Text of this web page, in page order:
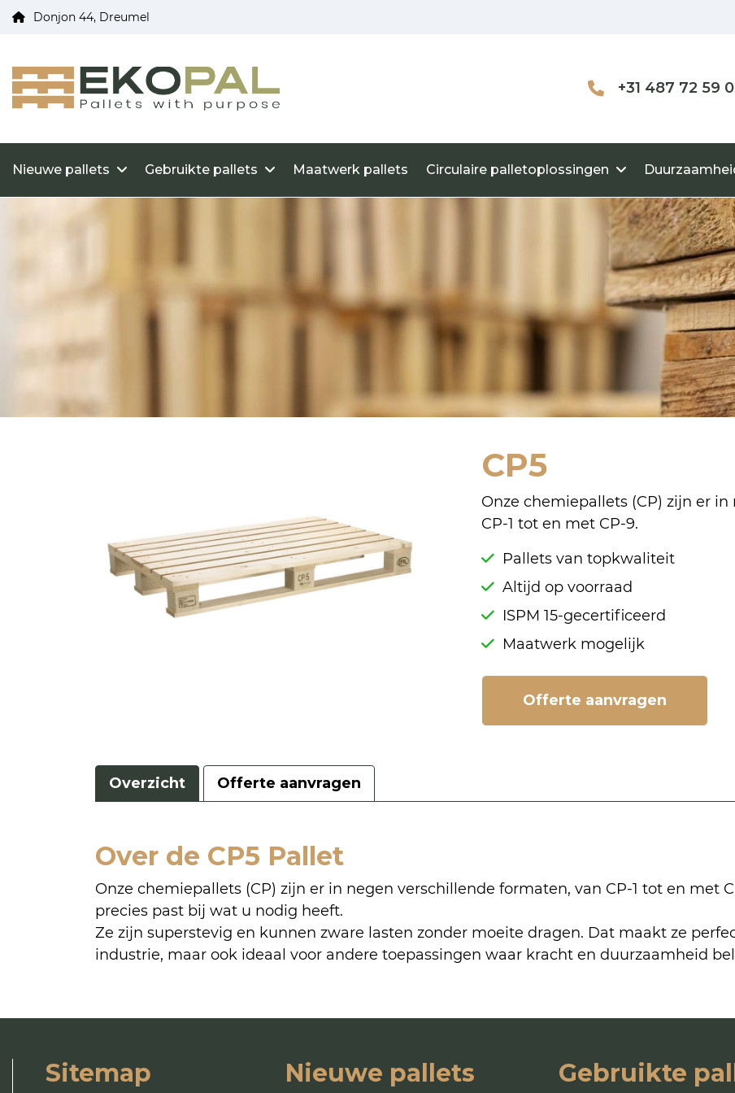
Donjon 44, Dreumel
+31 487 72 59
Nieuwe pallets Gebruikte pallets Maatwerk pallets Circulaire palletoplossingen
CP5
Onze chemiepallets (CP) zijn er
CP-1 tot en met CP-9.
Pallets van topkwaliteit
Altijd op voorraad
ISPM 15-gecertificeerd
Maatwerk mogelijk
Offerte aanvragen
Overzicht Offerte aanvragen
Over de CP5 Pallet
Onze chemiepallets (CP) zijn er in negen verschillende formaten, van CP-1 tot en met
precies past bij wat u nodig heeft.
Ze zijn superstevig en kunnen zware lasten zonder moeite dragen. Dat maakt ze
industrie, maar ook ideaal voor andere toepassingen waar kracht en duurzaamheid
Sitemap Nieuwe pallets Gebruikte